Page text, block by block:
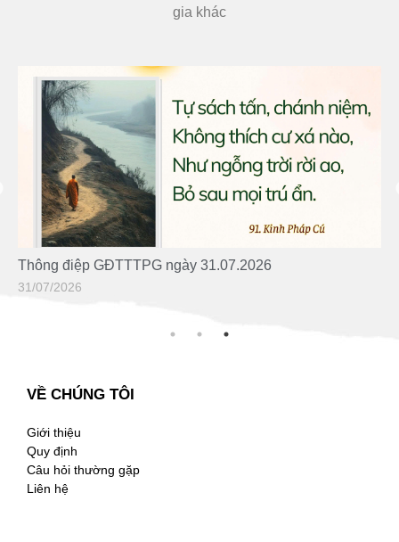
gia khác
Thông điệp GĐTTTPG ngày 05.08.2026
05/08/2026
VỀ CHÚNG TÔI
Giới thiệu
Quy định
Câu hỏi thường gặp
Liên hệ